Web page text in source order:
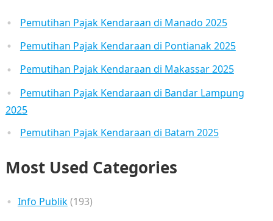
Pemutihan Pajak Kendaraan di Manado 2025
Pemutihan Pajak Kendaraan di Pontianak 2025
Pemutihan Pajak Kendaraan di Makassar 2025
Pemutihan Pajak Kendaraan di Bandar Lampung
2025
Pemutihan Pajak Kendaraan di Batam 2025
Most Used Categories
Info Publik(193)